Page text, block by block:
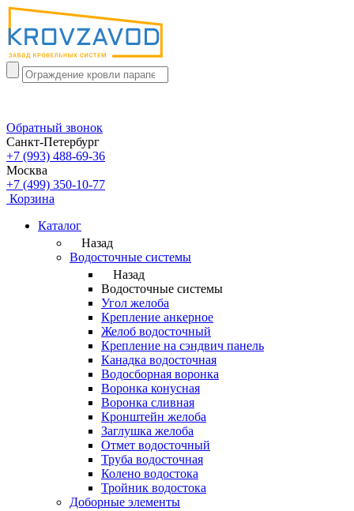
Обратный звонок
Санкт-Петербург
+7 (993) 488-69-36
Москва
+7 (499) 350-10-77
Корзина
Каталог
Назад
Водосточные системы
Назад
Водосточные системы
Угол желоба
Крепление анкерное
Желоб водосточный
Крепление на сэндвич панель
Канадка водосточная
Водосборная воронка
Воронка конусная
Воронка сливная
Кронштейн желоба
Заглушка желоба
Отмет водосточный
Труба водосточная
Колено водостока
Тройник водостока
Доборные элементы